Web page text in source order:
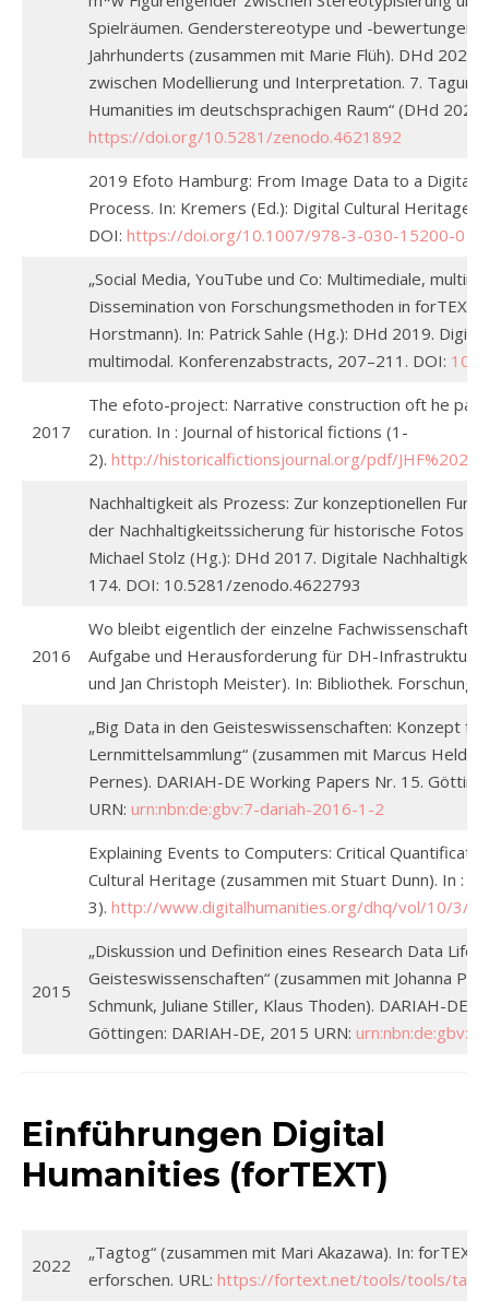
Spielräumen. Genderstereotype und -bewertungen
Jahrhunderts (zusammen mit Marie Flüh). DHd 2020
zwischen Modellierung und Interpretation. 7. Tagung
Humanities im deutschsprachigen Raum“ (DHd
https://doi.org/10.5281/zenodo.4621892
2019 Efoto Hamburg: From Image Data to a
Process. In: Kremers (Ed.): Digital Cultural Heritage.
DOI: https://doi.org/10.1007/978-3-030-15200-0
„Social Media, YouTube und Co: Multimediale,
Dissemination von Forschungsmethoden in forTEXT“
Horstmann). In: Patrick Sahle (Hg.): DHd 2019.
multimodal. Konferenzabstracts, 207–211. DOI:
2017
The efoto-project: Narrative construction oft he
curation. In : Journal of historical fictions (1-
2). http://historicalfictionsjournal.org/pdf/
Nachhaltigkeit als Prozess: Zur konzeptionellen
der Nachhaltigkeitssicherung für historische Fotos
Michael Stolz (Hg.): DHd 2017. Digitale
174. DOI: 10.5281/zenodo.4622793
2016
Wo bleibt eigentlich der einzelne
Aufgabe und Herausforderung für DH-
und Jan Christoph Meister). In: Bibliothek. Forschung
„Big Data in den Geisteswissenschaften: Konzept
Lernmittelsammlung“ (zusammen mit Marcus Held,
Pernes). DARIAH-DE Working Papers Nr. 15.
URN: urn:nbn:de:gbv:7-dariah-2016-1-2
Explaining Events to Computers: Critical
Cultural Heritage (zusammen mit Stuart Dunn). In :
3). http://www.digitalhumanities.org/dhq/vol/10/3/
2015
„Diskussion und Definition eines Research Data
Geisteswissenschaften“ (zusammen mit Johanna
Schmunk, Juliane Stiller, Klaus Thoden). DARIAH-DE
Göttingen: DARIAH-DE, 2015 URN:
Einführungen Digital
Humanities (forTEXT)
2022
„Tagtog“ (zusammen mit Mari Akazawa). In:
erforschen. URL: https://fortext.net/tools/tools/